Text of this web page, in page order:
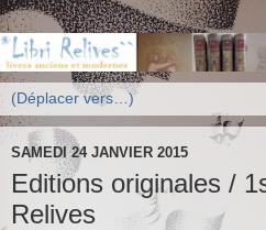
SAMEDI 24 JANVIER 2015
Editions originales /
Relives